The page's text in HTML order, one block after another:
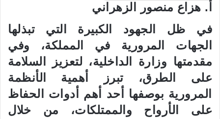
د
إ
ل
و
أ. هزاع منصور الزهراني
في ظل الجهود الكبيرة التي تبذلها
الجهات المرورية في المملكة، وفي
مقدمتها وزارة الداخلية، لتعزيز السلامة
على الطرق، تبرز أهمية الأنظمة
المرورية بوصفها أحد أهم أدوات الحفاظ
على الأرواح والممتلكات، من خلال